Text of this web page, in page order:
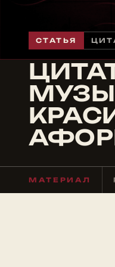
СТАТЬЯ
МАТЕРИАЛ